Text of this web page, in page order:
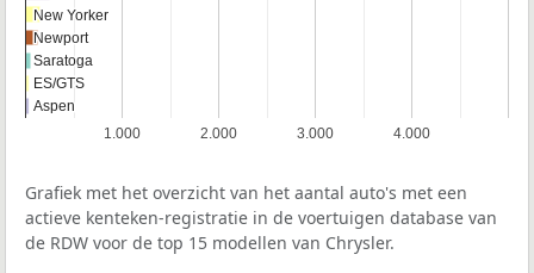
1.000 2.000 3.000 4.000
New Yorker
New Yorker
Newport
Newport
Saratoga
Saratoga
ES/GTS
ES/GTS
Aspen
Aspen
Grafiek met het overzicht van het aantal auto's met een
actieve kenteken-registratie in de voertuigen database van
de RDW voor de top 15 modellen van Chrysler.